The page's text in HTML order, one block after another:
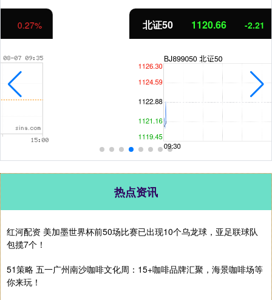
-2.21 -0.20%
热点资讯
红河配资 美加墨世界杯前50场比赛已出现10个乌龙球，亚足联球队
包揽7个！
51策略 五一广州南沙咖啡文化周：15+咖啡品牌汇聚，海景咖啡场等
你来玩！